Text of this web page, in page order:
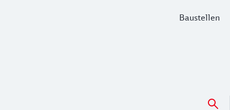
Baustellen